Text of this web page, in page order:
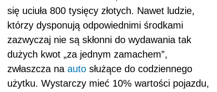
się uciuła 800 tysięcy złotych. Nawet ludzie,
którzy dysponują odpowiednimi środkami
zazwyczaj nie są skłonni do wydawania tak
dużych kwot „za jednym zamachem”,
zwłaszcza na auto służące do codziennego
użytku. Wystarczy mieć 10% wartości pojazdu,